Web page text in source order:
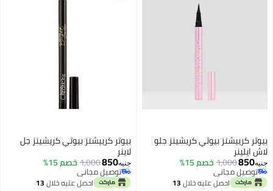
بيوتر كرييشنز بيوتي كريشينز جلو
لاش ايلينر
جنيه850
1,000خصم 15%
توصيل مجاني
توصيل مجانياحصل عليه خلال13
بيوتر كرييشنز بيوتي كريشينز جل
لاينر
جنيه850
1,000خصم 15%
توصيل مجاني
توصيل مجانياحصل عليه خلال13